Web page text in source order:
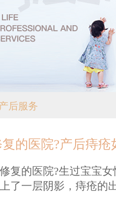
产后服务
的医院?产后痔疮
的医院?生过宝宝女
了一层阴影，痔疮的